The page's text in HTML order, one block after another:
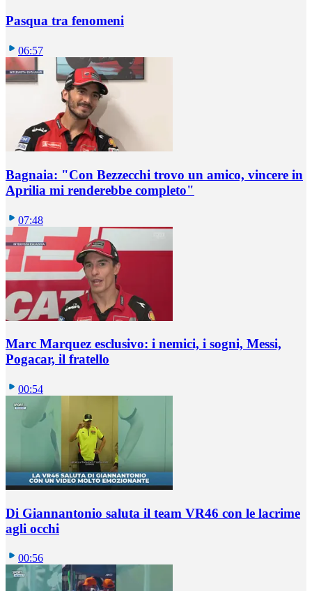
Pasqua tra fenomeni
06:57
Bagnaia: "Con Bezzecchi trovo un amico, vincere in
Aprilia mi renderebbe completo"
07:48
Marc Marquez esclusivo: i nemici, i sogni, Messi,
Pogacar, il fratello
00:54
Di Giannantonio saluta il team VR46 con le lacrime
agli occhi
00:56